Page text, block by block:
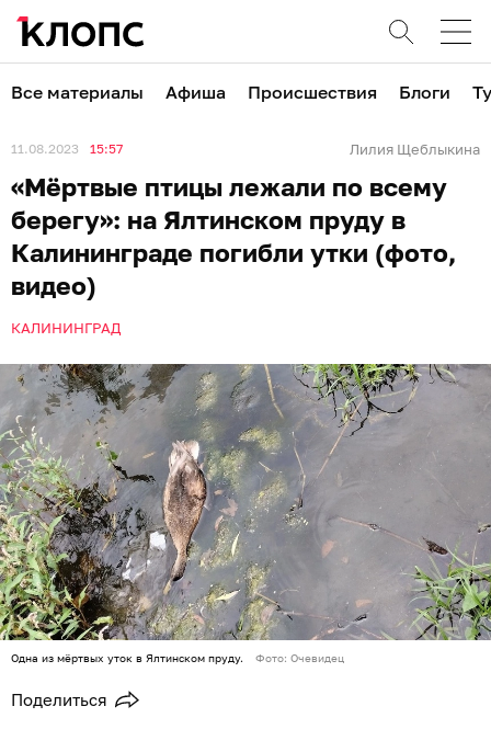
Все материалы Афиша Происшествия Блоги
11.08.2023 15:57 Лилия Щеблыкина
«Мёртвые птицы лежали по всему
берегу»: на Ялтинском пруду в
Калининграде погибли утки (фото,
видео)
КАЛИНИНГРАД
Одна из мёртвых уток в Ялтинском пруду. Фото: Очевидец
Поделиться